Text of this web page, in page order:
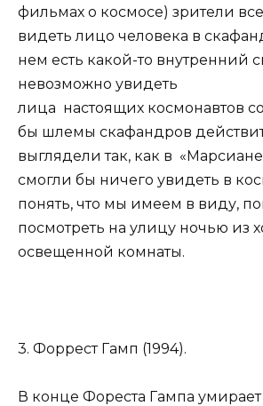
фильмах о космосе) зрители
видеть лицо человека в
нем есть какой-то внутренний
невозможно увидеть
лица настоящих космонавтов
бы шлемы скафандров
выглядели так, как в
смогли бы ничего увидеть в
понять, что мы имеем в виду,
посмотреть на улицу ночью из
освещенной комнаты.
3. Форрест Гамп (1994).
В конце Фореста Гампа